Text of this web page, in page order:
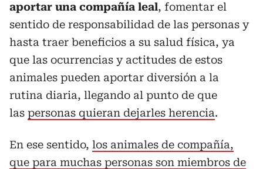
aportar una compañía leal, fomentar el
sentido de responsabilidad de las personas y
hasta traer beneficios a su salud física, ya
que las ocurrencias y actitudes de estos
animales pueden aportar diversión a la
rutina diaria, llegando al punto de que
las personas quieran dejarles herencia.
En ese sentido, los animales de compañía,
que para muchas personas son miembros de